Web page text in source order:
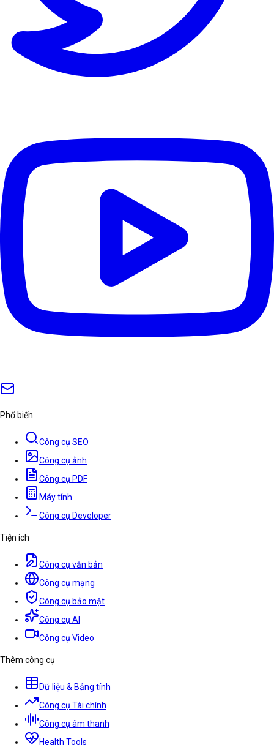
Phổ biến
Công cụ SEO
Công cụ ảnh
Công cụ PDF
Máy tính
Công cụ Developer
Tiện ích
Công cụ văn bản
Công cụ mạng
Công cụ bảo mật
Công cụ AI
Công cụ Video
Thêm công cụ
Dữ liệu & Bảng tính
Công cụ Tài chính
Công cụ âm thanh
Health Tools